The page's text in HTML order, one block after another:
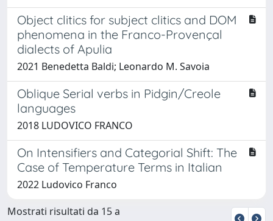
Object clitics for subject clitics and DOM
phenomena in the Franco-Provençal
dialects of Apulia
2021 Benedetta Baldi; Leonardo M. Savoia
Oblique Serial verbs in Pidgin/Creole
languages
2018 LUDOVICO FRANCO
On Intensifiers and Categorial Shift: The
Case of Temperature Terms in Italian
2022 Ludovico Franco
Mostrati risultati da 15 a